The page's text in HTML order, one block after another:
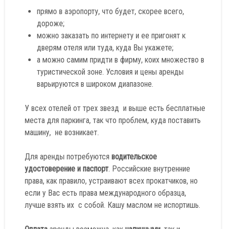
прямо в аэропорту, что будет, скорее всего,
дороже;
можно заказать по интернету и ее пригонят к
дверям отеля или туда, куда Вы укажете;
а можно самим придти в фирму, коих множество в
туристической зоне. Условия и цены аренды
варьируются в широком диапазоне.
У всех отелей от трех звезд и выше есть бесплатные
места для паркинга, так что проблем, куда поставить
машину, не возникает.
Для аренды потребуются водительское
удостоверение и паспорт. Российские внутренние
права, как правило, устраивают всех прокатчиков, но
если у Вас есть права международного образца,
лучше взять их с собой. Кашу маслом не испортишь.